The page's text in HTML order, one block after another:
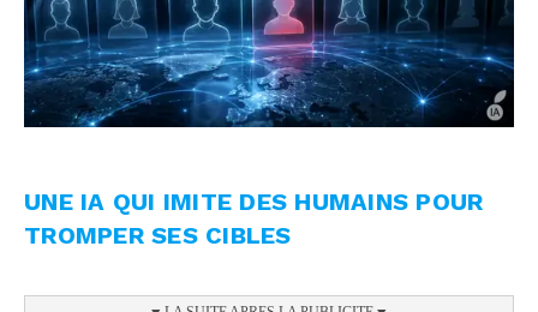
UNE IA QUI IMITE DES HUMAINS POUR
TROMPER SES CIBLES